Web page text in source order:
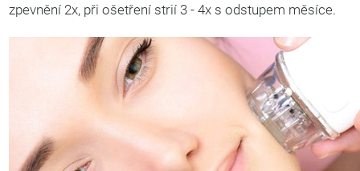
zpevnění 2x, při ošetření strií 3 - 4x s odstupem měsíce.